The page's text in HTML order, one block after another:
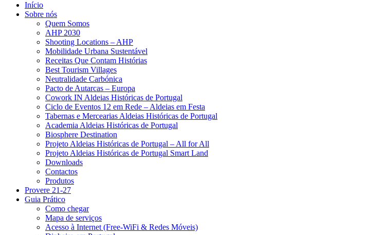
Início
Sobre nós
Quem Somos
AHP 2030
Shooting Locations – AHP
Mobilidade Urbana Sustentável
Receitas Que Contam Histórias
Best Tourism Villages
Neutralidade Carbónica
Pacto de Autarcas – Europa
Cowork IN Aldeias Históricas de Portugal
Ciclo de Eventos 12 em Rede – Aldeias em Festa
Tabernas e Mercearias Aldeias Históricas de Portugal
Academia Aldeias Históricas de Portugal
Biosphere Destination
Projeto Aldeias Históricas de Portugal – All for All
Projeto Aldeias Históricas de Portugal Smart Land
Downloads
Contactos
Produtos
Provere 21-27
Guia Prático
Como chegar
Mapa de serviços
Acesso à Internet (Free-WiFi & Redes Móveis)